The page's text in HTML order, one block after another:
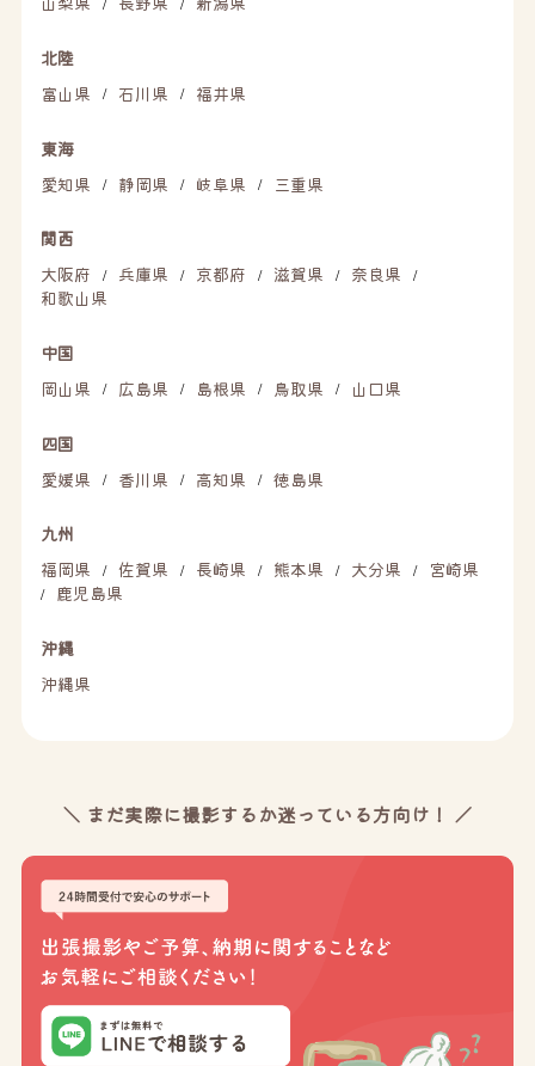
北陸
富山県
/ 石川県 / 福井県
東海
愛知県
/ 静岡県 / 岐阜県 / 三重県
関西
大阪府
/ 兵庫県 / 京都府 / 滋賀県 / 奈良県 /
和歌山県
中国
岡山県
/ 広島県 / 島根県 / 鳥取県 / 山口県
四国
愛媛県
/ 香川県 / 高知県 / 徳島県
九州
福岡県
/ 佐賀県 / 長崎県 / 熊本県 / 大分県 / 宮崎県
/ 鹿児島県
沖縄
沖縄県
＼ まだ実際に撮影するか迷っている方向け！ ／